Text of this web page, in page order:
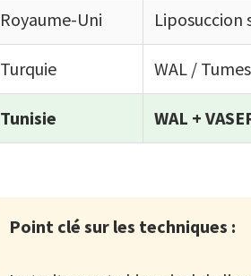
Royaume-Uni Liposuccion
Turquie WAL /
Tunisie WAL +
Point clé sur les techniques :